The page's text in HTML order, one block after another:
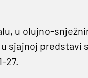
u olujno-
sjajnoj
27.